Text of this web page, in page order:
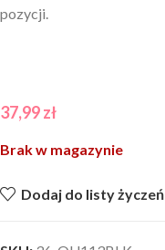
pozycji.
37,99zł
Brak w magazynie
Dodaj do listy życzeń